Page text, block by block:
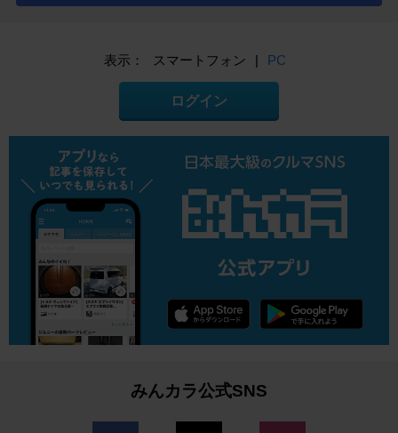
表示： スマートフォン PC
ログイン
みんカラ公式SNS